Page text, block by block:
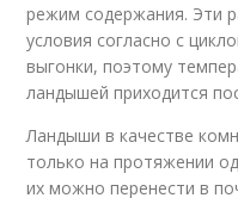
режим содержания. Эти
условия согласно с
выгонки, поэтому
ландышей приходится
Ландыши в качестве
только на протяжении
их можно перенести в